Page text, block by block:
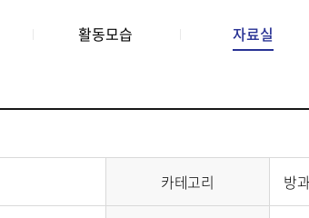
활동모습 자료실
카테고리 방